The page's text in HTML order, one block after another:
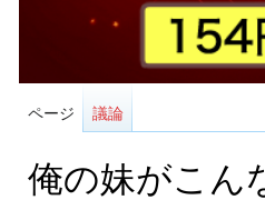
ページ 議論
俺の妹がこん